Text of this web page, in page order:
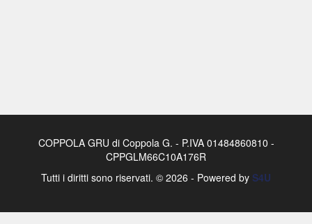
COPPOLA GRU di Coppola G. - P.IVA 01484860810 -
CPPGLM66C10A176R
Tutti i diritti sono riservati. © 2026 - Powered by S4U